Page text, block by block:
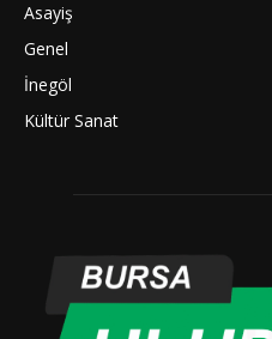
Asayiş
Genel
İnegöl
Kültür Sanat